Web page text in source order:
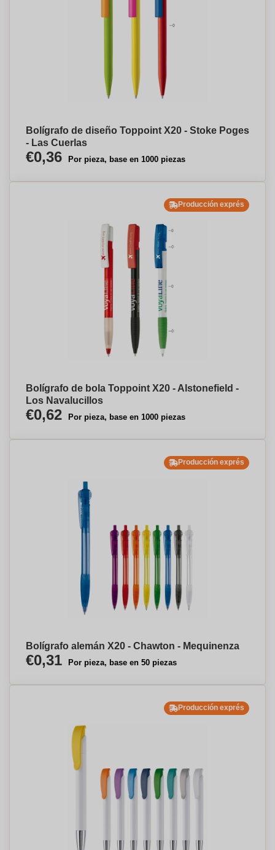
Bolígrafo de diseño Toppoint X20 - Stoke Poges
- Las Cuerlas
€0,36 Por pieza, base en 1000 piezas
Producción exprés
Bolígrafo de bola Toppoint X20 - Alstonefield -
Los Navalucillos
€0,62 Por pieza, base en 1000 piezas
Producción exprés
Bolígrafo alemán X20 - Chawton - Mequinenza
€0,31 Por pieza, base en 50 piezas
Producción exprés